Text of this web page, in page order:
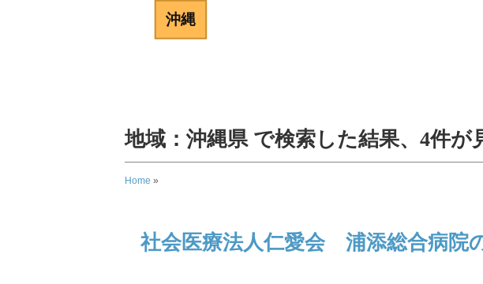
沖縄
地域： 沖縄県で検索した結果、 4件が
Home »
社会医療法人仁愛会 浦添総合病院